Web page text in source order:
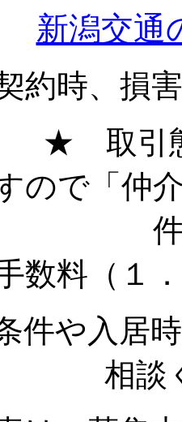
新潟交通
時、損害
★ 取引
ので「仲
数料（１
や入居時
相談